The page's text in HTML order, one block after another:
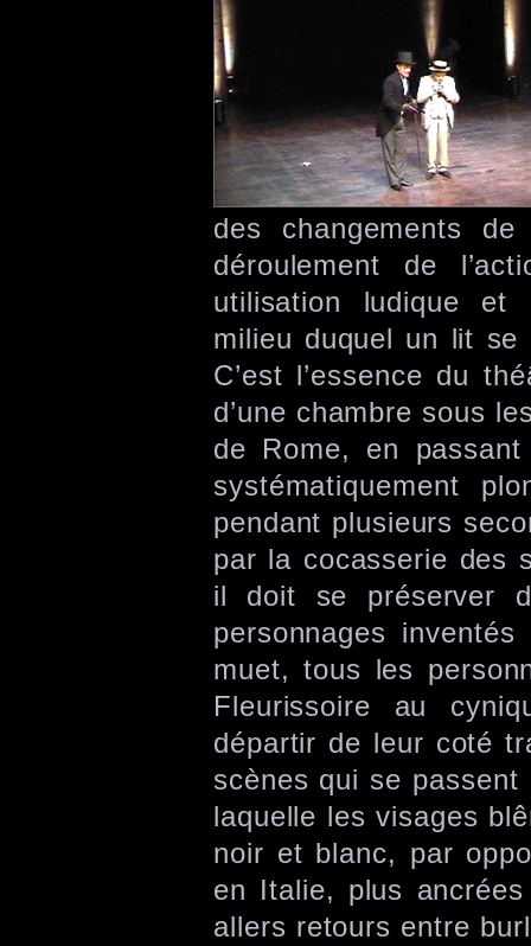
des changements
déroulement de
utilisation ludique et
milieu duquel un lit se
C’est l’essence du
d’une chambre sous
de Rome, en
systématiquement
pendant plusieurs
par la cocasserie des
il doit se préserver
personnages
muet, tous les
Fleurissoire au
départir de leur coté
scènes qui se
laquelle les visages
noir et blanc, par
en Italie, plus
allers retours entre